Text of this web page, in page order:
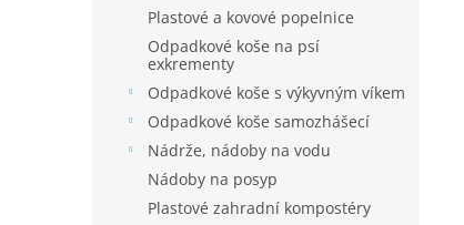
Plastové a kovové popelnice
Odpadkové koše na psí
exkrementy
Odpadkové koše s výkyvným víkem
Odpadkové koše samozhášecí
Nádrže, nádoby na vodu
Nádoby na posyp
Plastové zahradní kompostéry